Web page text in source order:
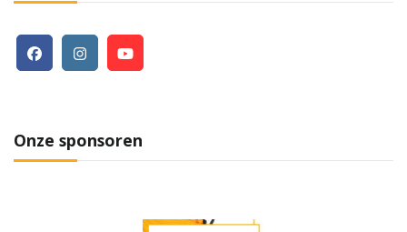
Onze sponsoren